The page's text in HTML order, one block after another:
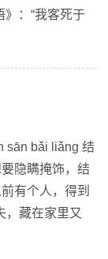
》：“我客死于
sān bǎi liǎng 结
隐瞒掩饰，结
有个人，得到
，藏在家里又